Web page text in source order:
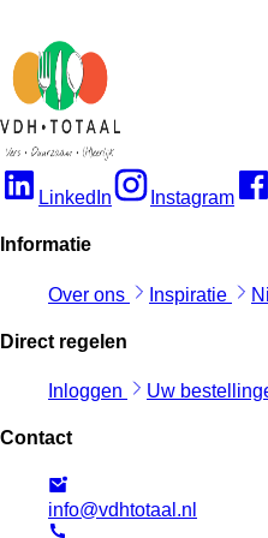
LinkedIn Instagram
Informatie
Over ons Inspiratie
Direct regelen
Inloggen Uw
Contact
info@vdhtotaal.nl